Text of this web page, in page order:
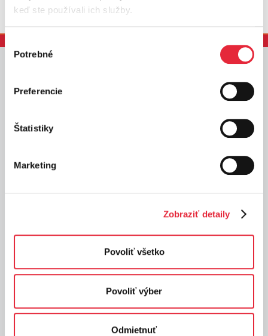
keď ste používali ich služby.
súhlasu
Potrebné
Preferencie
Štatistiky
Marketing
Zobraziť detaily
Povoliť všetko
Povoliť výber
Odmietnuť
Podnikatelia
Developeri
Projektanti
Miestne DS
Online služby